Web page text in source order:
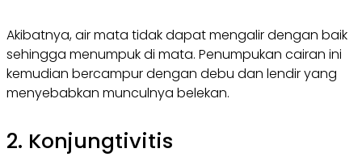
Akibatnya, air mata tidak dapat mengalir dengan baik
sehingga menumpuk di mata. Penumpukan cairan ini
kemudian bercampur dengan debu dan lendir yang
menyebabkan munculnya belekan.
2. Konjungtivitis